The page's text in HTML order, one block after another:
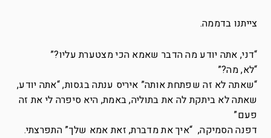
צייתנו בדממה.
“דני, אתה יודע מה הדבר שאמא הכי מצטערת עליו?”
“לא, מה?”
“שאתה לא זה שפתחת אותה” איריס ענתה בגסות, “אתה יודע,
שאתה לא ביתקת לה את בתוליה, באמת, היא סיפרה לי את זה
פעם”
דפנה הסמיקה, “איך את מדברת, זאת אמא שלך” התפרצתי.